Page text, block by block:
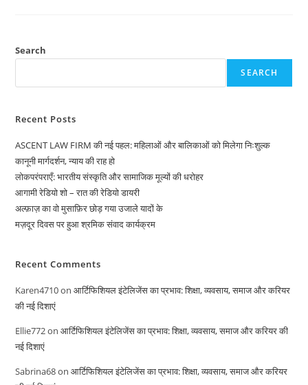
के
का
Search
SEARCH
Recent Posts
ASCENT LAW FIRM की नई पहल: महिलाओं और बालिकाओं को मिलेगा निःशुल्क
कानूनी मार्गदर्शन, न्याय की राह हो
लोकपरंपराएँ: भारतीय संस्कृति और सामाजिक मूल्यों की धरोहर
आगामी रेडियो शो – रात की रेडियो डायरी
अल्फ़ाज़ का वो मुसाफ़िर छोड़ गया उजाले यादों के
मज़दूर दिवस पर हुआ श्रमिक संवाद कार्यक्रम
Recent Comments
Karen4710onआर्टिफिशियल इंटेलिजेंस का प्रभाव: शिक्षा, व्यवसाय, समाज और करियर
की नई दिशाएं
Ellie772onआर्टिफिशियल इंटेलिजेंस का प्रभाव: शिक्षा, व्यवसाय, समाज और करियर की
नई दिशाएं
Sabrina68onआर्टिफिशियल इंटेलिजेंस का प्रभाव: शिक्षा, व्यवसाय, समाज और करियर